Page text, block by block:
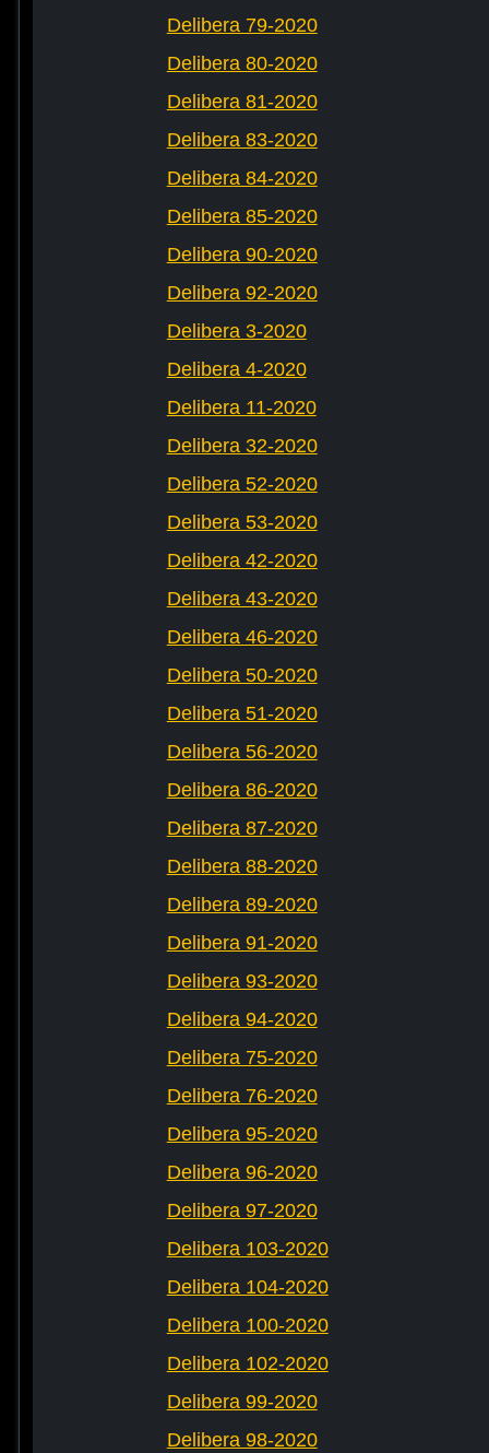
Delibera 79-2020
Delibera 80-2020
Delibera 81-2020
Delibera 83-2020
Delibera 84-2020
Delibera 85-2020
Delibera 90-2020
Delibera 92-2020
Delibera 3-2020
Delibera 4-2020
Delibera 11-2020
Delibera 32-2020
Delibera 52-2020
Delibera 53-2020
Delibera 42-2020
Delibera 43-2020
Delibera 46-2020
Delibera 50-2020
Delibera 51-2020
Delibera 56-2020
Delibera 86-2020
Delibera 87-2020
Delibera 88-2020
Delibera 89-2020
Delibera 91-2020
Delibera 93-2020
Delibera 94-2020
Delibera 75-2020
Delibera 76-2020
Delibera 95-2020
Delibera 96-2020
Delibera 97-2020
Delibera 103-2020
Delibera 104-2020
Delibera 100-2020
Delibera 102-2020
Delibera 99-2020
Delibera 98-2020